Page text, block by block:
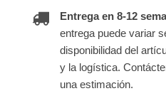
Entrega en 8-12
entrega puede variar
disponibilidad del
y la logística.
una estimación.